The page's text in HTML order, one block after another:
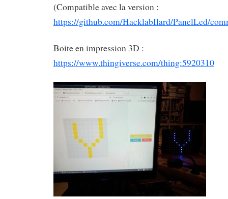
(Compatible avec la version :
https://github.com/HacklabIlard/PanelLed/
Boite en impression 3D :
https://www.thingiverse.com/thing:5920310